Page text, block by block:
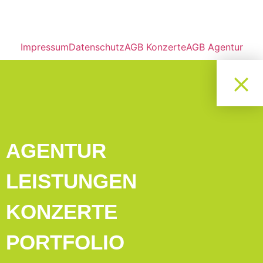
ImpressumDatenschutzAGB KonzerteAGB Agentur
AGENTUR
LEISTUNGEN
KONZERTE
PORTFOLIO